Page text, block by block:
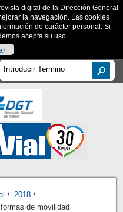
digital de la Dirección General
la navegación. Las cookies
de carácter personal. Si
acepta su uso.
2018
de movilidad